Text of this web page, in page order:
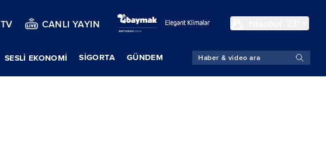
TV CANLI YAYIN
SESLİ EKONOMİ SIGORTA GÜNDEM